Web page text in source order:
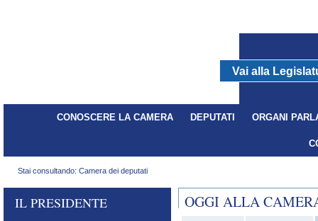
Vai alla
CONOSCERE LA CAMERA DEPUTATI ORGANI
Stai consultando: Camera dei deputati
OGGI ALLA
IL PRESIDENTE